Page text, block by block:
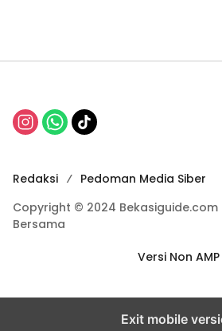
Redaksi
Pedoman Media Siber
Copyright © 2024 Bekasiguide.com
Bersama
Versi Non AMP
Exit mobile